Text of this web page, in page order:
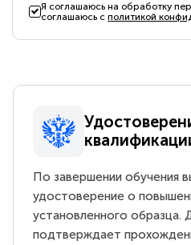
Я соглашаюсь на обработку
соглашаюсь сполитикой
По завершении обучения
удостоверение о
установленного образца.
подтверждает